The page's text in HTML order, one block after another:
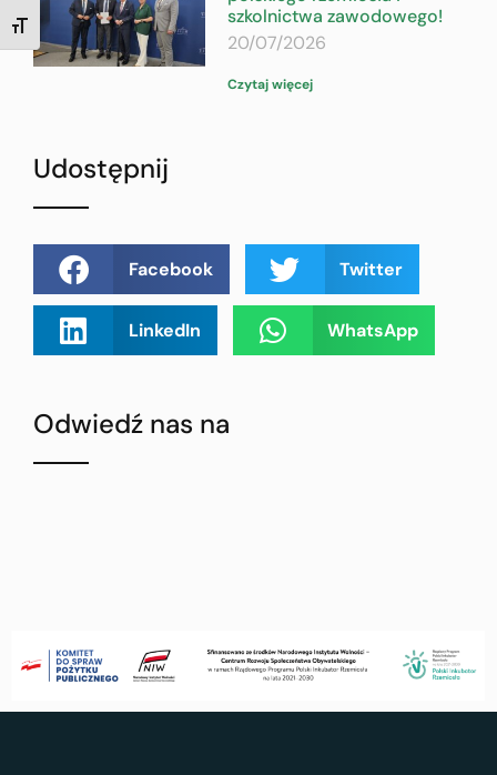
TOGGLE FONT SIZE
szkolnictwa zawodowego!
20/07/2026
Czytaj więcej
Udostępnij
Facebook Twitter
LinkedIn WhatsApp
Odwiedź nas na